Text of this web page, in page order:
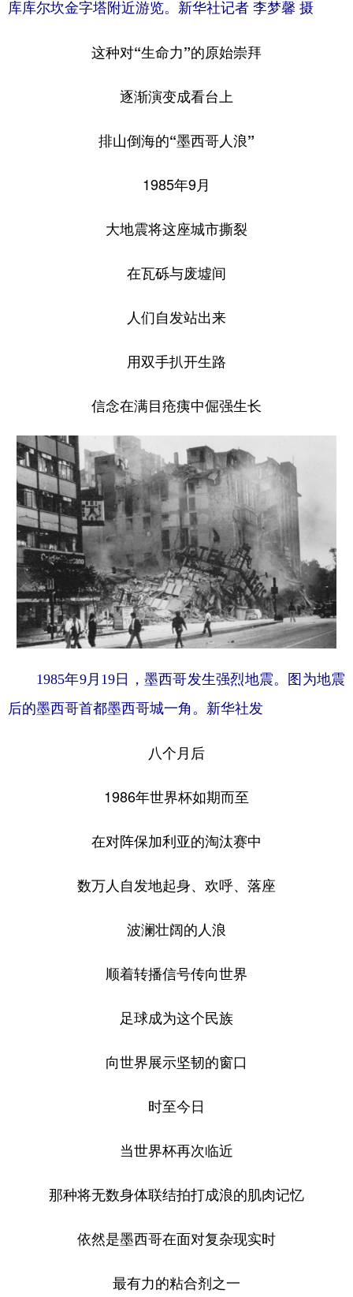
库库尔坎金字塔附近游览。新华社记者 李梦馨 摄
这种对“生命力”的原始崇拜
逐渐演变成看台上
排山倒海的“墨西哥人浪”
1985年9月
大地震将这座城市撕裂
在瓦砾与废墟间
人们自发站出来
用双手扒开生路
信念在满目疮痍中倔强生长
1985年9月19日，墨西哥发生强烈地震。图为地震
后的墨西哥首都墨西哥城一角。新华社发
八个月后
1986年世界杯如期而至
在对阵保加利亚的淘汰赛中
数万人自发地起身、欢呼、落座
波澜壮阔的人浪
顺着转播信号传向世界
足球成为这个民族
向世界展示坚韧的窗口
时至今日
当世界杯再次临近
那种将无数身体联结拍打成浪的肌肉记忆
依然是墨西哥在面对复杂现实时
最有力的粘合剂之一